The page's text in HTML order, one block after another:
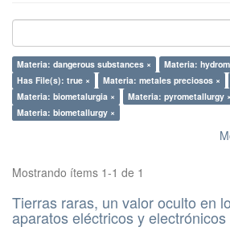
Materia: dangerous substances ×
Materia:
Has File(s): true ×
Materia: metales preciosos ×
Materia: biometalurgia ×
Materia: pyrometallurgy ×
Materia: biometallurgy ×
Mostrando ítems 1-1 de 1
Tierras raras, un valor oculto en
aparatos eléctricos y